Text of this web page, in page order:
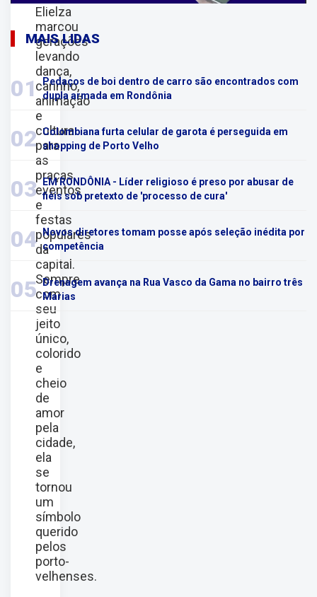
Elielza
marcou
gerações
levando
dança,
carinho,
animação
e
cultura
para
as
praças,
eventos
e
festas
populares
da
capital.
Sempre
com
seu
jeito
único,
colorido
e
cheio
de
amor
pela
cidade,
ela
se
tornou
um
símbolo
querido
pelos
porto-
velhenses.
MAIS LIDAS
01
Pedaços de boi dentro de carro são encontrados com
dupla armada em Rondônia
02 Colombiana furta celular de garota é perseguida em
shopping de Porto Velho
03
EM RONDÔNIA - Líder religioso é preso por abusar de
fiéis sob pretexto de 'processo de cura'
04
Novos diretores tomam posse após seleção inédita por
competência
05
Drenagem avança na Rua Vasco da Gama no bairro três
Marias